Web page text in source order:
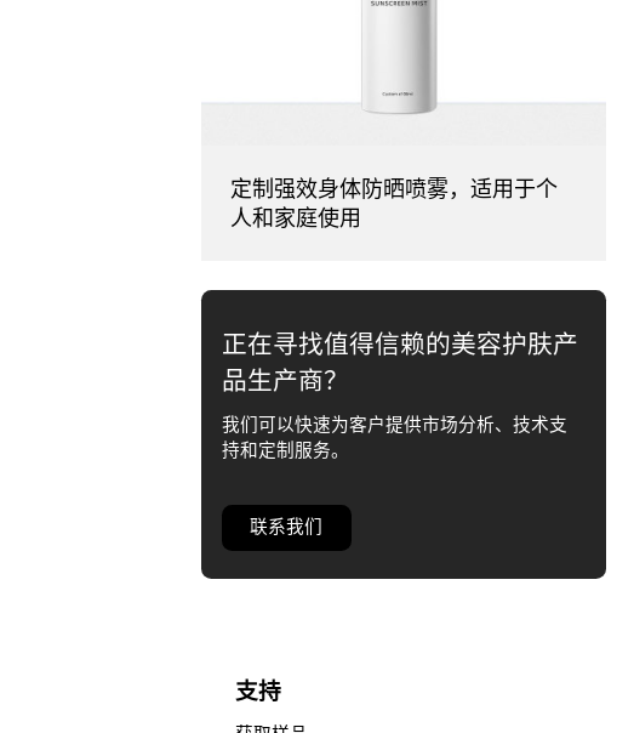
定制强效身体防晒喷雾，适用于个
人和家庭使用
正在寻找值得信赖的美容护肤产
品生产商？
我们可以快速为客户提供市场分析、技术支
持和定制服务。
联系我们
支持